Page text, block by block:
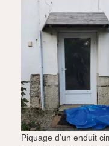
Piquage d’un enduit